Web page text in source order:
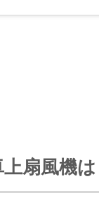
上扇風機